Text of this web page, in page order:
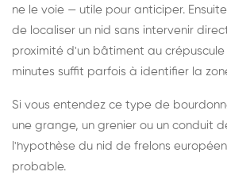
ne le voie — utile pour anticiper.
de localiser un nid sans intervenir
proximité d'un bâtiment au
minutes suffit parfois à identifier la
Si vous entendez ce type de
une grange, un grenier ou un conduit
l'hypothèse du nid de frelons
probable.